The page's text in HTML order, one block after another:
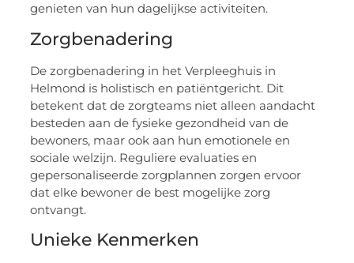
genieten van hun dagelijkse activiteiten.
Zorgbenadering
De zorgbenadering in het Verpleeghuis in
Helmond is holistisch en patiëntgericht. Dit
betekent dat de zorgteams niet alleen aandacht
besteden aan de fysieke gezondheid van de
bewoners, maar ook aan hun emotionele en
sociale welzijn. Reguliere evaluaties en
gepersonaliseerde zorgplannen zorgen ervoor
dat elke bewoner de best mogelijke zorg
ontvangt.
Unieke Kenmerken